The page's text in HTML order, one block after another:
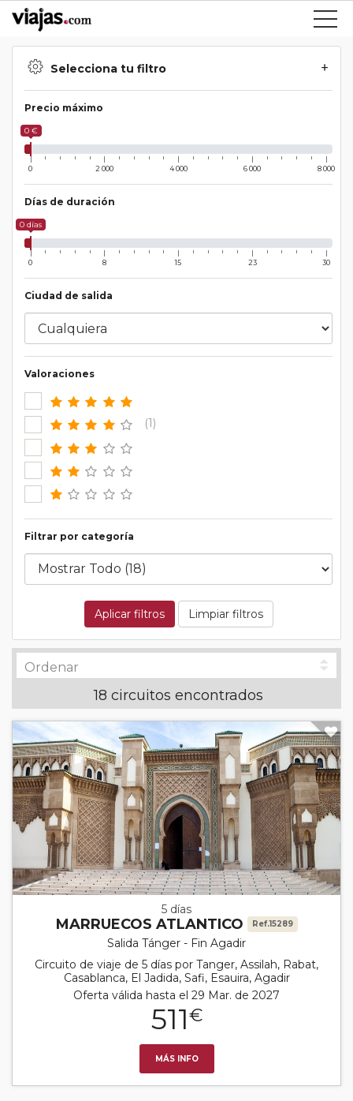
Selecciona tu filtro
Precio máximo
0 €
0 2 000 4 000 6 000 8 000
Días de duración
0 días
0 8 15 23 30
Ciudad de salida
Valoraciones
(1)
Filtrar por categoría
Aplicar filtros Limpiar filtros
18 circuitos encontrados
5 días
MARRUECOS ATLANTICO Ref.15289
Salida Tánger - Fin Agadir
Circuito de viaje de 5 días por Tanger, Assilah, Rabat,
Casablanca, El Jadida, Safi, Esauira, Agadir
Oferta válida hasta el 29 Mar. de 2027
511€
MÁS INFO